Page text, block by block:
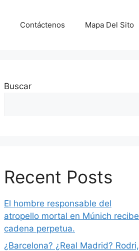
Contáctenos Mapa Del Sito
Buscar
Recent Posts
El hombre responsable del
atropello mortal en Múnich recibe
cadena perpetua.
¿Barcelona? ¿Real Madrid? Rodri,